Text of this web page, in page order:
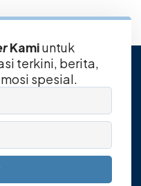
Kamiuntuk
terkini, berita,
spesial.